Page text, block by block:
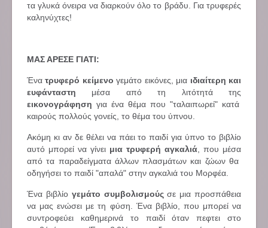
τα γλυκά όνειρα να διαρκούν όλο το βράδυ. Για τρυφερές
καληνύχτες!
ΜΑΣ ΑΡΕΣΕ ΓΙΑΤΙ:
Ένατρυφερό κείμενο γεμάτο εικόνες, μια ιδιαίτερη και
ευφάνταστη μέσα από τη λιτότητά της
εικονογράφηση για ένα θέμα που "ταλαιπωρεί" κατά
καιρούς πολλούς γονείς, το θέμα του ύπνου.
Ακόμη κι αν δε θέλει να πάει το παιδί για ύπνο το βιβλίο
αυτό μπορεί να γίνει μια τρυφερή αγκαλιά, που μέσα
από τα παραδείγματα άλλων πλασμάτων και ζώων θα
οδηγήσει το παιδί "απαλά" στην αγκαλιά του Μορφέα.
Ένα βιβλίο γεμάτο συμβολισμούςσε μια προσπάθεια
να μας ενώσει με τη φύση. Ένα βιβλίο, που μπορεί να
συντροφεύει καθημερινά το παιδί όταν πεφτει στο